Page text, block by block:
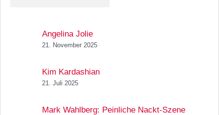
Angelina Jolie
21. November 2025
Kim Kardashian
21. Juli 2025
Mark Wahlberg: Peinliche Nackt-Szene